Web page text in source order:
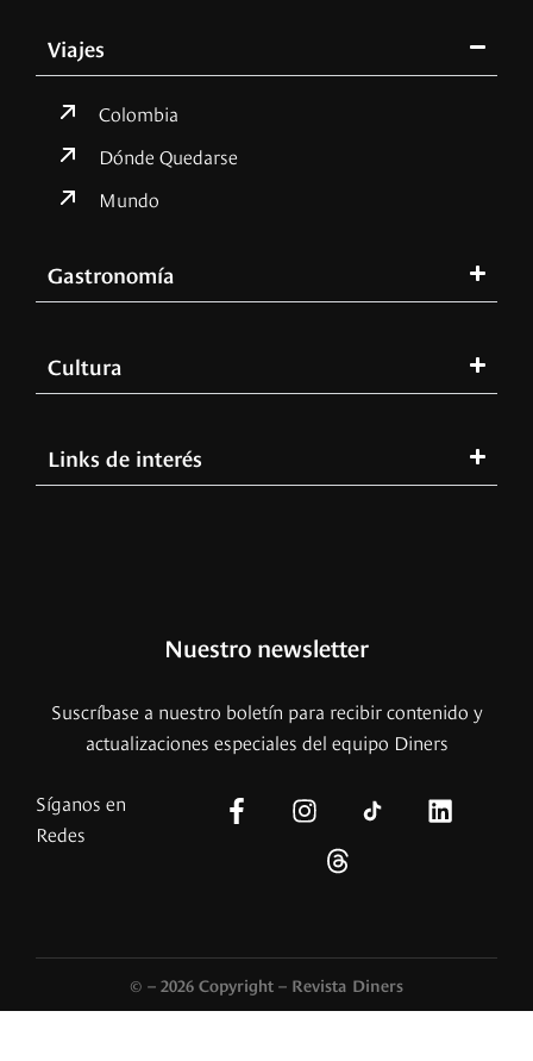
Viajes
Colombia
Dónde Quedarse
Mundo
Gastronomía
Cultura
Links de interés
Nuestro newsletter
Suscríbase a nuestro boletín para recibir contenido y
actualizaciones especiales del equipo Diners
Síganos en
Redes
© – 2026 Copyright – Revista Diners